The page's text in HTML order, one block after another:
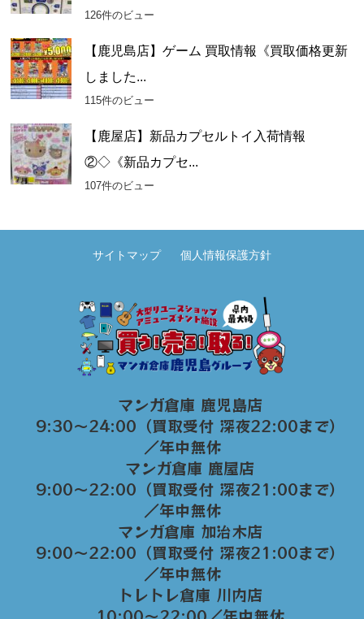
126件のビュー
【鹿児島店】ゲーム 買取情報《買取価格更新
しました...
115件のビュー
【鹿屋店】新品カプセルトイ入荷情報
②◇《新品カプセ...
107件のビュー
サイトマップ 個人情報保護方針
マンガ倉庫 鹿児島店
9:30～24:00（買取受付 深夜22:00まで）
／年中無休
マンガ倉庫 鹿屋店
9:00～22:00（買取受付 深夜21:00まで）
／年中無休
マンガ倉庫 加治木店
9:00〜22:00（買取受付 深夜21:00まで）
／年中無休
トレトレ倉庫 川内店